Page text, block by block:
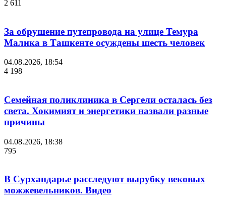
2 611
За обрушение путепровода на улице Темура
Малика в Ташкенте осуждены шесть человек
04.08.2026, 18:54
4 198
Семейная поликлиника в Сергели осталась без
света. Хокимият и энергетики назвали разные
причины
04.08.2026, 18:38
795
В Сурхандарье расследуют вырубку вековых
можжевельников. Видео